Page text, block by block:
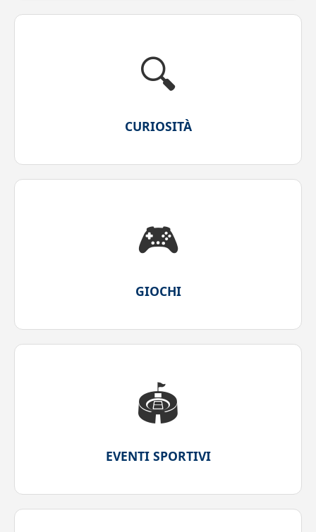
🔍
CURIOSITÀ
🎮
GIOCHI
🏟️
EVENTI SPORTIVI